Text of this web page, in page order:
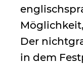
Der
in dem